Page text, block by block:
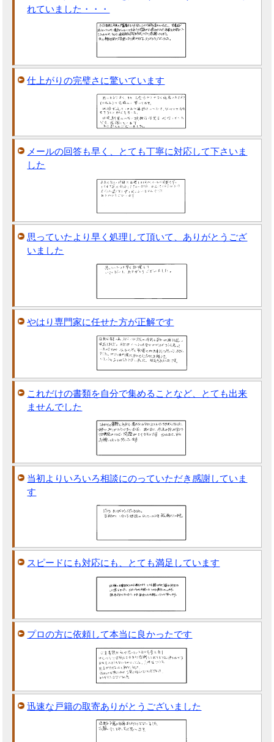
れていました・・・
仕上がりの完璧さに驚いています
メールの回答も早く、とても丁寧に対応して下さいま
した
思っていたより早く処理して頂いて、ありがとうござ
いました
やはり専門家に任せた方が正解です
これだけの書類を自分で集めることなど、とても出来
ませんでした
当初よりいろいろ相談にのっていただき感謝していま
す
スピードにも対応にも、とても満足しています
プロの方に依頼して本当に良かったです
迅速な戸籍の取寄ありがとうございました